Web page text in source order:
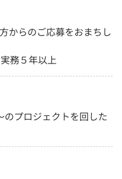
からのご応募をおまちし
務５年以上
のプロジェクトを回した